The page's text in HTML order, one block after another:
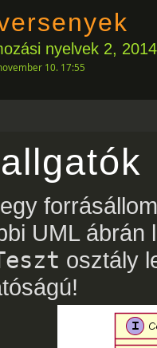
nyelvek 2,
10. 17:55
UML ábrán
osztály